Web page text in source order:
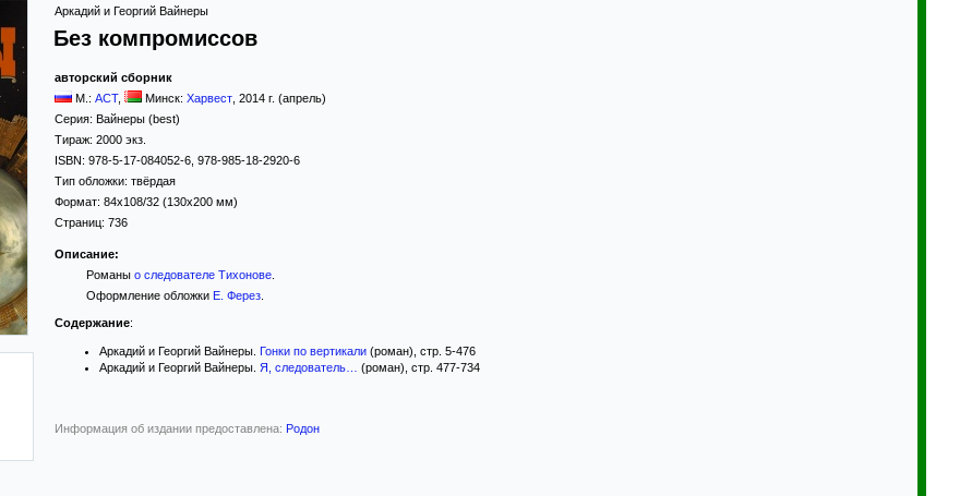
Аркадий и Георгий Вайнеры
Без компромиссов
авторский сборник
М.: АСТ, Минск: Харвест 2014 г. (апрель)
Серия: Вайнеры (best)
Тираж: 2000 экз.
ISBN: 978-5-17-084052-6, 978-985-18-2920-6
Тип обложки: твёрдая
Формат: 84x108/32 (130x200 мм)
Страниц: 736
Описание:
Романы о следователе Тихонове.
Оформление обложки Е. Ферез.
Содержание:
Аркадий и Георгий Вайнеры. Гонки по вертикали (роман), стр. 5-476
Аркадий и Георгий Вайнеры. Я, следователь… (роман), стр. 477-734
Информация об издании предоставлена: Родон